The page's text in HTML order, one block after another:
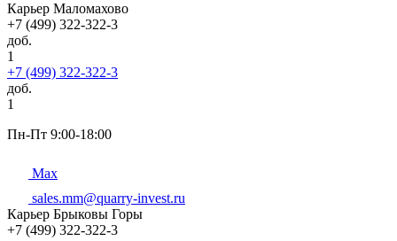
Карьер Маломахово
+7 (499) 322-322-3
доб.
1
+7 (499) 322-322-3
доб.
1
Пн-Пт 9:00-18:00
Max
sales.mm@quarry-invest.ru
Карьер Брыковы Горы
+7 (499) 322-322-3